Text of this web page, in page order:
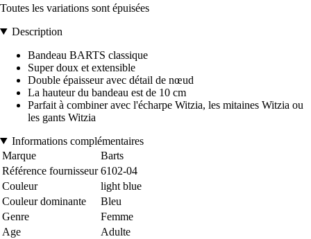
Toutes les variations sont épuisées
Description
Bandeau BARTS classique
Super doux et extensible
Double épaisseur avec détail de nœud
La hauteur du bandeau est de 10 cm
Parfait à combiner avec l'écharpe Witzia, les mitaines Witzia ou
les gants Witzia
Informations complémentaires
Marque
Barts
Référence fournisseur 6102-04
Couleur
light blue
Couleur dominante
Bleu
Genre
Femme
Age
Adulte